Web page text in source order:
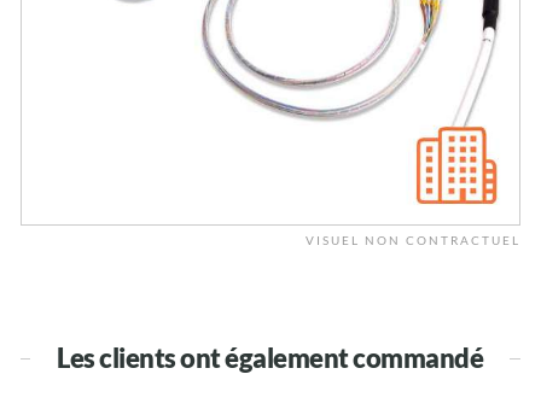
VISUEL NON CONTRACTUEL
Les clients ont également commandé